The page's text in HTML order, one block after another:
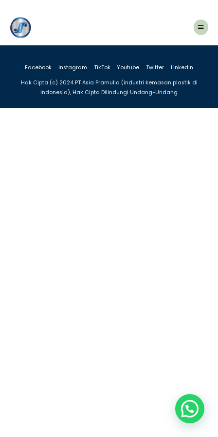
Menu
Facebook Instagram TikTok Youtube Twitter LinkedIn
Hak Cipta (c) 2024 PT Asia Pramulia (industri kemasan plastik di
Indonesia), Hak Cipta Dilindungi Undang-Undang